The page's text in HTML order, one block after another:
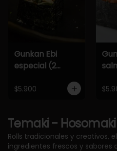
Gunkan Ebi
especial (2
$5.900
Temaki - Hosomaki
Rolls tradicionales y creativos,
ingredientes frescos y sabores